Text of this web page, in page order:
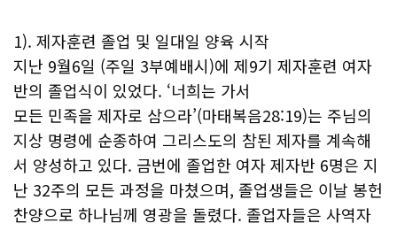
1). 제자훈련 졸업 및 일대일 양육 시작
지난 9월6일 (주일 3부예배시)에 제9기 제자훈련 여자
반의 졸업식이 있었다. ‘너희는 가서
모든 민족을 제자로 삼으라’(마태복음28:19)는 주님의
지상 명령에 순종하여 그리스도의 참된 제자를 계속해
서 양성하고 있다. 금번에 졸업한 여자 제자반 6명은 지
난 32주의 모든 과정을 마쳤으며, 졸업생들은 이날 봉헌
찬양으로 하나님께 영광을 돌렸다. 졸업자들은 사역자